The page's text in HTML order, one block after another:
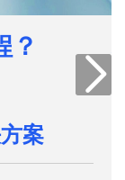
？
案